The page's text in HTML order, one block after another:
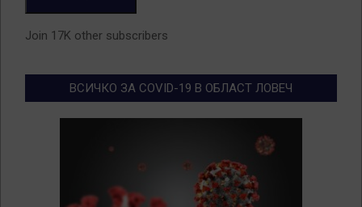
Join 17K other subscribers
ВСИЧКО ЗА COVID-19 В ОБЛАСТ ЛОВЕЧ